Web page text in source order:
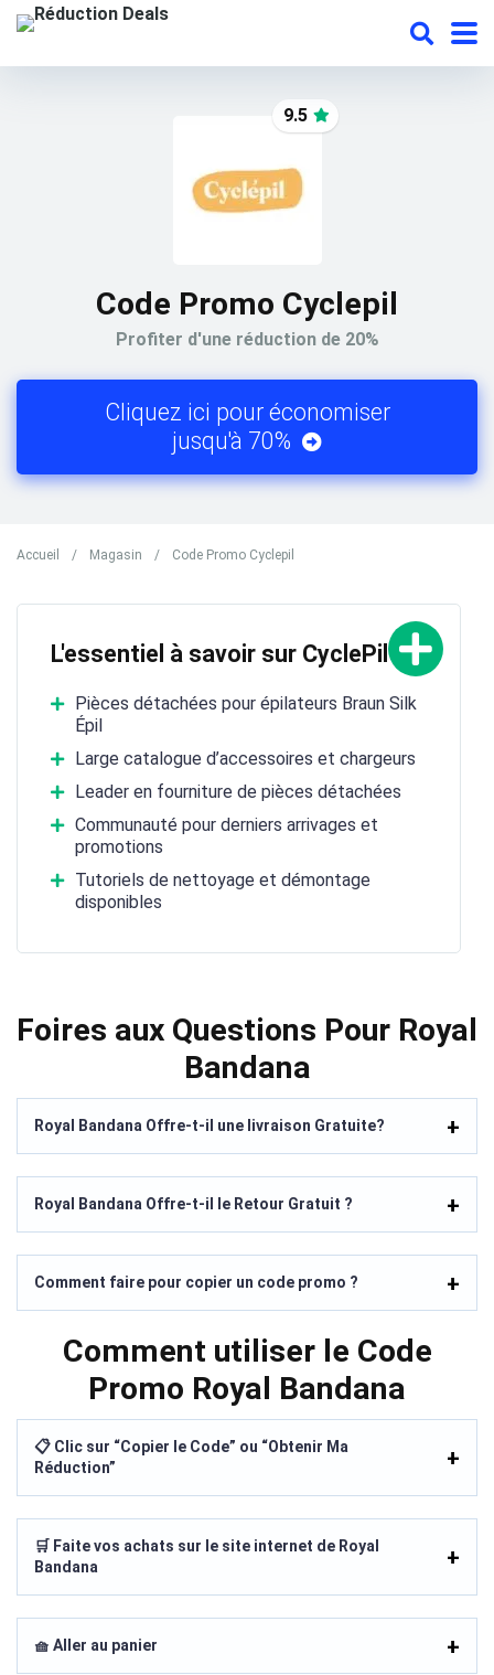
9.5
Code Promo Cyclepil
Profiter d'une réduction de 20%
Cliquez ici pour économiser
jusqu'à 70%
Accueil / Magasin / Code Promo Cyclepil
L'essentiel à savoir sur CyclePil
Pièces détachées pour épilateurs Braun Silk
Épil
Large catalogue d’accessoires et chargeurs
Leader en fourniture de pièces détachées
Communauté pour derniers arrivages et
promotions
Tutoriels de nettoyage et démontage
disponibles
Foires aux Questions Pour Royal
Bandana
Royal Bandana Offre-t-il une livraison Gratuite?
Royal Bandana Offre-t-il le Retour Gratuit ?
Comment faire pour copier un code promo ?
Comment utiliser le Code
Promo Royal Bandana
📋 Clic sur “Copier le Code” ou “Obtenir Ma
Réduction”
🛒 Faite vos achats sur le site internet de Royal
Bandana
🧺 Aller au panier